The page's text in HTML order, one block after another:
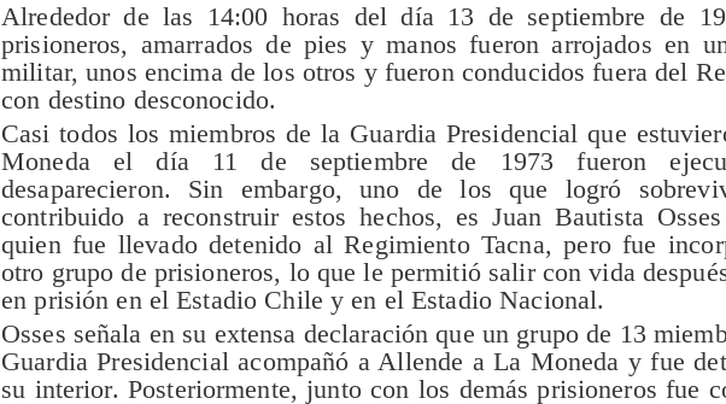
Alrededor de las 14:00 horas del día 13 de septiembre de
prisioneros, amarrados de pies y manos fueron arrojados en
militar, unos encima de los otros y fueron conducidos fuera del
con destino desconocido.
Casi todos los miembros de la Guardia Presidencial que
Moneda el día 11 de septiembre de 1973 fueron
desaparecieron. Sin embargo, uno de los que logró
contribuido a reconstruir estos hechos, es Juan Bautista
quien fue llevado detenido al Regimiento Tacna, pero fue
otro grupo de prisioneros, lo que le permitió salir con vida
en prisión en el Estadio Chile y en el Estadio Nacional.
Osses señala en su extensa declaración que un grupo de 13
Guardia Presidencial acompañó a Allende a La Moneda y fue
su interior. Posteriormente, junto con los demás prisioneros fue